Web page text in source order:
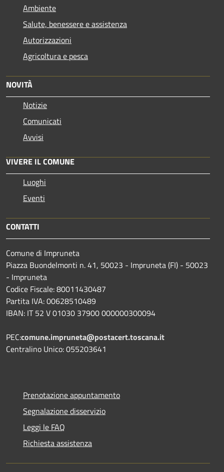
Ambiente
Salute, benessere e assistenza
Autorizzazioni
Agricoltura e pesca
NOVITÀ
Notizie
Comunicati
Avvisi
VIVERE IL COMUNE
Luoghi
Eventi
CONTATTI
Comune di Impruneta
Piazza Buondelmonti n. 41, 50023 - Impruneta (FI) - 50023
- Impruneta
Codice Fiscale: 80011430487
Partita IVA: 00628510489
IBAN: IT 52 V 01030 37900 000000300094
PEC:comune.impruneta@postacert.toscana.it
Centralino Unico: 055203641
Prenotazione appuntamento
Segnalazione disservizio
Leggi le FAQ
Richiesta assistenza